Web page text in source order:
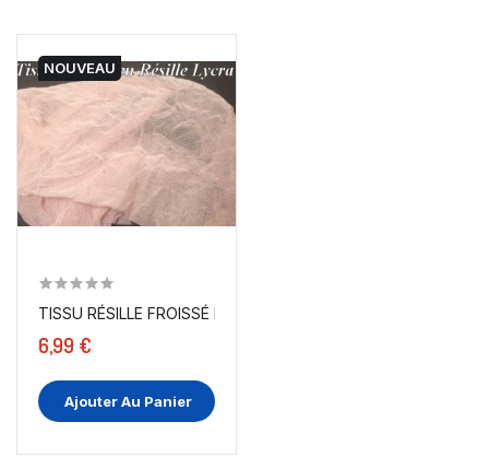
NOUVEAU
6,99 €
Ajouter Au Panier